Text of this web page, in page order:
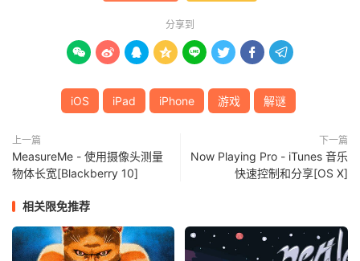
分享到
       
iOS iPad iPhone 游戏 解谜
上一篇
MeasureMe - 使用摄像头测量
物体长宽[Blackberry 10]
下一篇
Now Playing Pro - iTunes 音乐
快速控制和分享[OS X]
相关限免推荐